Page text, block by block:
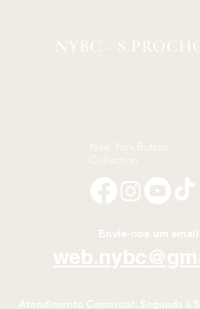
NYBC -
New York Button
Envie-nos um email
Atendimento Comercial: Segunda à